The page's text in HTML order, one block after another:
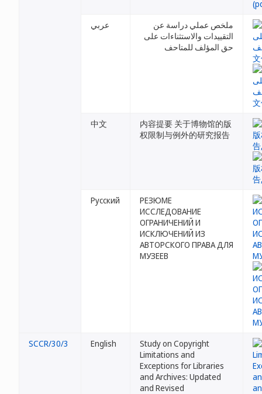
عربي
ملخص عملي دراسة عن
التقييدات والاستثناءات على
حق المؤلف للمتاحف
中文
内容提要 关于博物馆的版
权限制与例外的研究报告
Русский
РЕЗЮМЕ
ИССЛЕДОВАНИЕ
ОГРАНИЧЕНИЙ И
ИСКЛЮЧЕНИЙ ИЗ
АВТОРСКОГО ПРАВА ДЛЯ
МУЗЕЕВ
SCCR/30/3 English
Study on Copyright
Limitations and
Exceptions for Libraries
and Archives: Updated
and Revised